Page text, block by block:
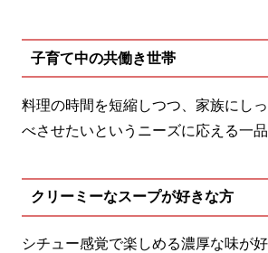
子育て中の共働き世帯
料理の時間を短縮しつつ、家族にし
べさせたいというニーズに応える一品
クリーミーなスープが好きな方
シチュー感覚で楽しめる濃厚な味が